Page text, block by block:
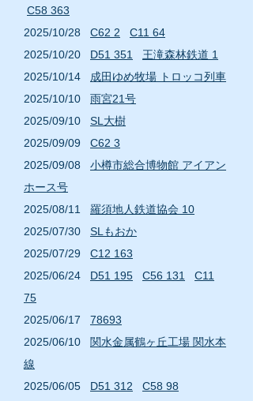
C58 363
2025/10/28 C62 2
C11 64
2025/10/20 D51 351
王滝森林鉄道 1
2025/10/14
成田ゆめ牧場 トロッコ列車
2025/10/10
雨宮21号
2025/09/10
SL大樹
2025/09/09
C62 3
2025/09/08
小樽市総合博物館 アイアン
ホース号
2025/08/11
羅須地人鉄道協会 10
2025/07/30
SLもおか
2025/07/29
C12 163
2025/06/24 D51 195 C56 131
C11
75
2025/06/17
78693
2025/06/10
関水金属鶴ヶ丘工場 関水本
線
2025/06/05 D51 312
C58 98